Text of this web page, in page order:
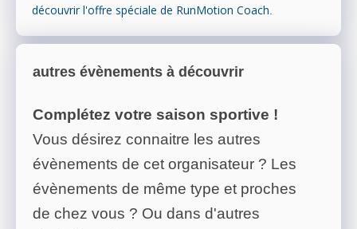
découvrir l'offre spéciale de RunMotion Coach.
autres évènements à découvrir
Complétez votre saison sportive !
Vous désirez connaitre les autres
évènements de cet organisateur ? Les
évènements de même type et proches
de chez vous ? Ou dans d'autres